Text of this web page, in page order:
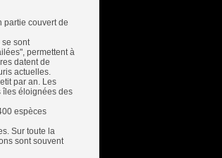
partie couvert de
sont
permettent à
datent de
actuelles.
par an. Les
îles éloignées des
espèces
Sur toute la
sont souvent